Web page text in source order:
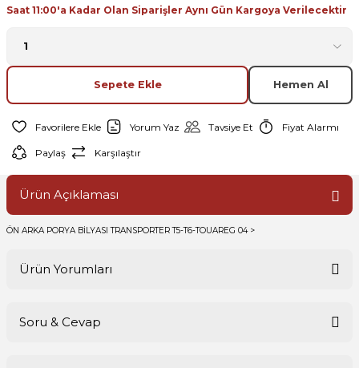
Saat 11:00'a Kadar Olan Siparişler Aynı Gün Kargoya Verilecektir
Sepete Ekle Hemen Al
Yorum Yaz Tavsiye Et Fiyat Alarmı
Paylaş Karşılaştır
Ürün Açıklaması
ÖN ARKA PORYA BİLYASI TRANSPORTER T5-T6-TOUAREG 04 >
Ürün Yorumları
Soru & Cevap